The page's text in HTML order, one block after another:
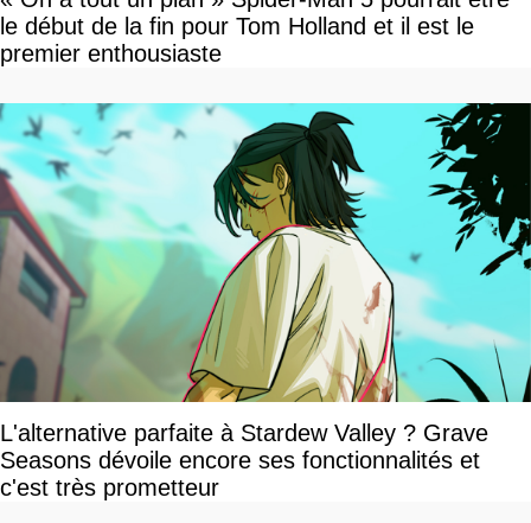
le début de la fin pour Tom Holland et il est le
premier enthousiaste
L'alternative parfaite à Stardew Valley ? Grave
Seasons dévoile encore ses fonctionnalités et
c'est très prometteur